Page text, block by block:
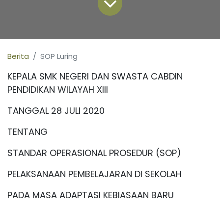
Berita SOP Luring
KEPALA SMK NEGERI DAN SWASTA CABDIN
PENDIDIKAN WILAYAH XIII
TANGGAL 28 JULI 2020
TENTANG
STANDAR OPERASIONAL PROSEDUR (SOP)
PELAKSANAAN PEMBELAJARAN DI SEKOLAH
PADA MASA ADAPTASI KEBIASAAN BARU